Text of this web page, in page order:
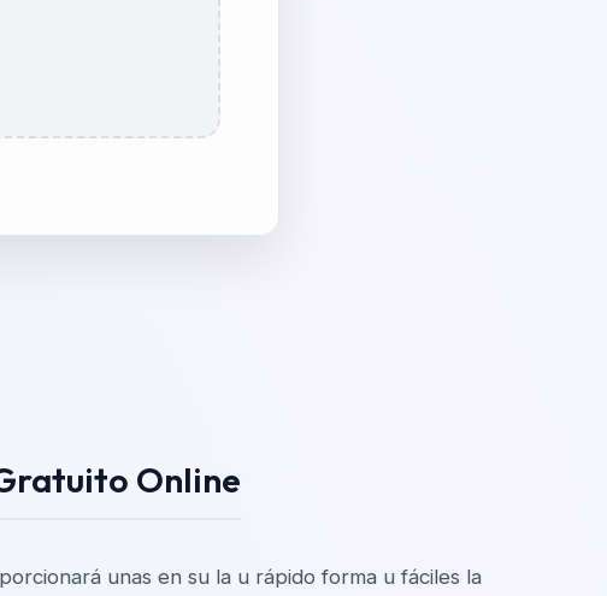
Online
unas en su la u rápido forma u fáciles la